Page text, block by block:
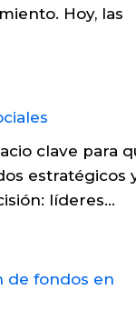
Hoy, las
clave para
estratégicos
líderes...